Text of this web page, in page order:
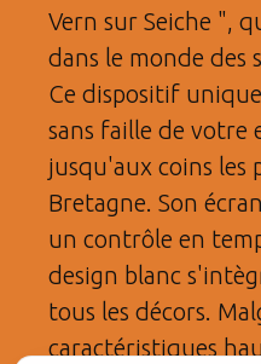
Vern sur Seiche ",
dans le monde des
Ce dispositif
sans faille de votre
jusqu'aux coins les
Bretagne. Son
un contrôle en
design blanc
tous les décors.
caractéristiques